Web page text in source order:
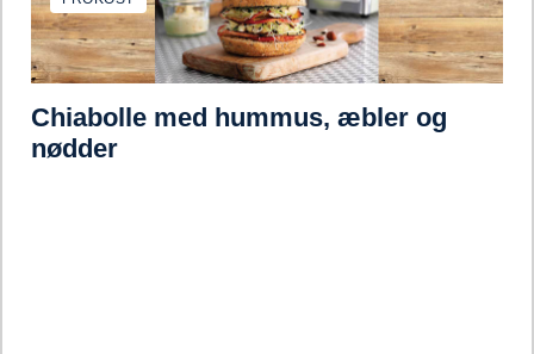
Chiabolle med hummus, æbler og
nødder